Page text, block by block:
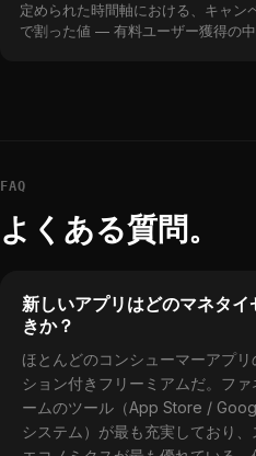
定められた時間軸における、キャン
で割った値 — 有料ユーザー獲得の中
FAQ
よくある質問。
新しいアプリはどのマネタ
きか？
ほとんどのコンシューマーアプ
ション付きフリーミアムだ。フ
ームのツール（App Store /
システム）が最も充実しており